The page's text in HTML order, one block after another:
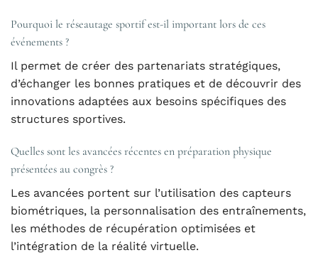
Pourquoi le réseautage sportif est-il important lors de ces
événements ?
Il permet de créer des partenariats stratégiques,
d’échanger les bonnes pratiques et de découvrir des
innovations adaptées aux besoins spécifiques des
structures sportives.
Quelles sont les avancées récentes en préparation physique
présentées au congrès ?
Les avancées portent sur l’utilisation des capteurs
biométriques, la personnalisation des entraînements,
les méthodes de récupération optimisées et
l’intégration de la réalité virtuelle.